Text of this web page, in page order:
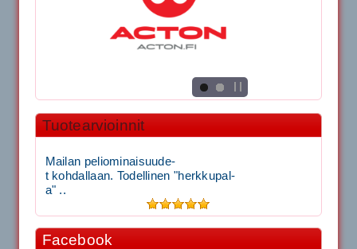
Tuotearvioinnit
Mailan peliominaisuude-
t kohdallaan. Todellinen "herkkupal-
a" ..
Facebook